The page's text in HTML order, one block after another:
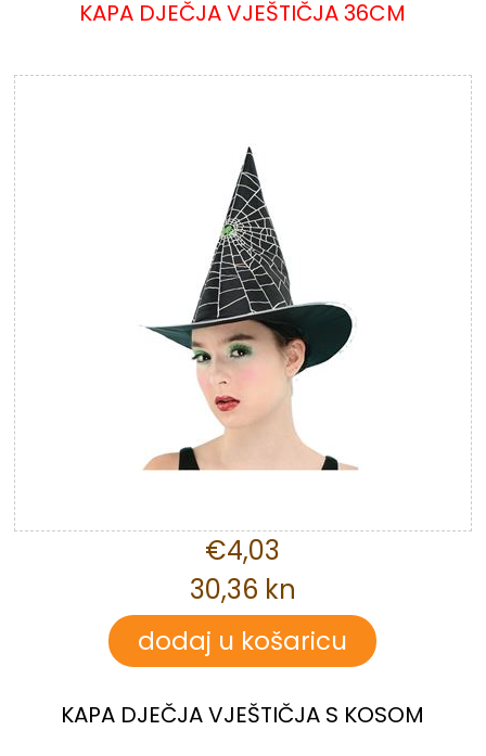
KAPA DJEČJA VJEŠTIČJA 36CM
€4,03
30,36 kn
KAPA DJEČJA VJEŠTIČJA S KOSOM